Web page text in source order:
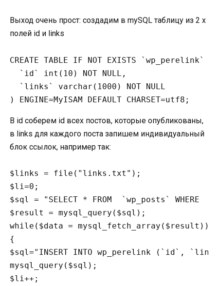
Выход очень прост: создадим в mySQL таблицу из 2 х
полей id и links
CREATE TABLE IF NOT EXISTS `wp_perelink` (
  `id` int(10) NOT NULL,
  `links` varchar(1000) NOT NULL
) ENGINE=MyISAM DEFAULT CHARSET=utf8;
В id соберем id всех постов, которые опубликованы,
в links для каждого поста запишем индивидуальный
блок ссылок, например так:
$links = file("links.txt");
$li=0;
$sql = "SELECT * FROM  `wp_posts`
$result = mysql_query($sql);
while($data = mysql_fetch_array($result))
{
$sql="INSERT INTO wp_perelink (`id`,
mysql_query($sql);
$li++;